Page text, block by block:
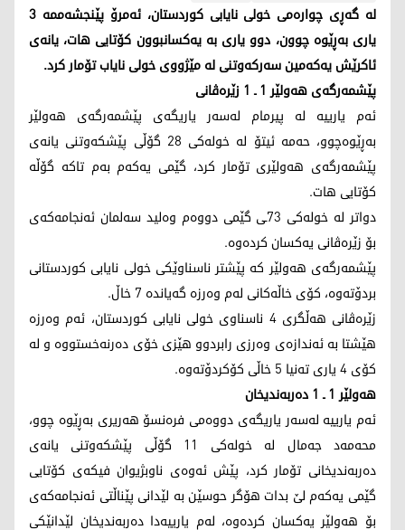
له‌ گه‌ڕی چواره‌می خولی نایابی كوردستان، ئه‌مرۆ پێنجشه‌ممه‌ 3
یاری به‌ڕێوه‌ چوون، دوو یاری به‌ یه‌كسانبوون كۆتایی هات، یانه‌ی
ئاكرێش یه‌كه‌مین سه‌ركه‌وتنی له‌ مێژووی خولی نایاب تۆمار كرد.
پێشمه‌رگه‌ی هه‌ولێر 1 ـ 1 زێره‌ڤانی
ئه‌م یارییه‌ له‌ پیرمام له‌سه‌ر یاریگه‌ی پێشمه‌رگه‌ی هه‌ولێر
به‌ڕێوه‌چوو، حه‌مه‌ ئیتۆ له‌ خوله‌كی 28 گۆڵی پێشكه‌وتنی یانه‌ی
پێشمه‌رگه‌ی هه‌ولێری تۆمار كرد، گێمی یه‌كه‌م به‌م تاكه‌ گۆڵه‌
كۆتایی هات.
دواتر له‌ خوله‌كی 73ـی گێمی دووه‌م وه‌لید سه‌لمان ئه‌نجامه‌كه‌ی
بۆ زێره‌ڤانی یه‌كسان كرده‌وه.‌
پێشمه‌رگه‌ی هه‌ولێر كه‌ پێشتر ناسناوێكی خولی نایابی كوردستانی
بردۆته‌وه‌، كۆی خاڵه‌كانی له‌م وه‌رزه‌ گه‌یانده‌ 7 خاڵ.
زێره‌ڤانی هه‌ڵگری 4 ناسناوی خولی نایابی كوردستان، ئه‌م وه‌رزه‌
هێشتا به‌ ئه‌ندازه‌ی وه‌رزی رابردوو هێزی خۆی ده‌رنه‌خستووه‌ و له‌
كۆی 4 یاری ته‌نیا 5 خاڵی كۆكردۆته‌وه.
هه‌ولێر 1 ـ 1 ده‌ربه‌ندیخان
ئه‌م یارییه‌ له‌سه‌ر یاریگه‌ی دووه‌می فره‌نسۆ هه‌ریری به‌ڕێوه‌ چوو،
محه‌مه‌د جه‌مال له‌ خوله‌كی 11 گۆڵی پێشكه‌وتنی یانه‌ی
ده‌ربه‌ندیخانی تۆمار كرد، پێش ئه‌وه‌ی ناوبژیوان فیكه‌ی كۆتایی
گێمی یه‌كه‌م لێ بدات هۆگر حوسێن به‌ لێدانی پێناڵتی ئه‌نجامه‌كه‌ی
بۆ هه‌ولێر یه‌كسان كرده‌وه‌، له‌م یارییه‌دا ده‌ربه‌ندیخان لێدانێكی